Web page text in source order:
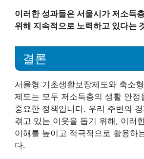
이러한 성과들은 서울시가 저소득
위해 지속적으로 노력하고 있다는
결론
서울형 기초생활보장제도와 축소
제도는 모두 저소득층의 생활 안정
중요한 정책입니다. 우리 주변의
겪고 있는 이웃을 돕기 위해, 이러
이해를 높이고 적극적으로 활용하
다.